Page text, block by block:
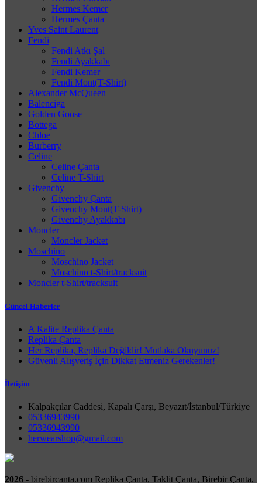
Hermes Kemer
Hermes Çanta
Yves Saint Laurent
Fendi
Fendi Atkı Şal
Fendi Ayakkabı
Fendi Kemer
Fendi Mont(T-Shirt)
Alexander McQueen
Balenciga
Golden Goose
Bottega
Chloe
Burberry
Celine
Celine Çanta
Celine T-Shirt
Givenchy
Givenchy Çanta
Givenchy Mont(T-Shirt)
Givenchy Ayakkabı
Moncler
Moncler Jacket
Moschino
Moschino Jacket
Moschino t-Shirt/tracksuit
Moncler t-Shirt/tracksuit
Güncel Haberler
A Kalite Replika Çanta
Replika Çanta
Her Replika, Replika Değildir! Mutlaka Okuyunuz!
Güvenli Alışveriş İçin Dikkat Etmeniz Gerekenler!
İletişim
Kalpakçılar Caddesi, Kapalı Çarşı, Beyazıt/İstanbul/Türkiye
05336943990
05336943990
herwearshop@gmail.com
2026 - birebircanta.com Replika Çanta, Taklit Çanta, Birebir Çanta,